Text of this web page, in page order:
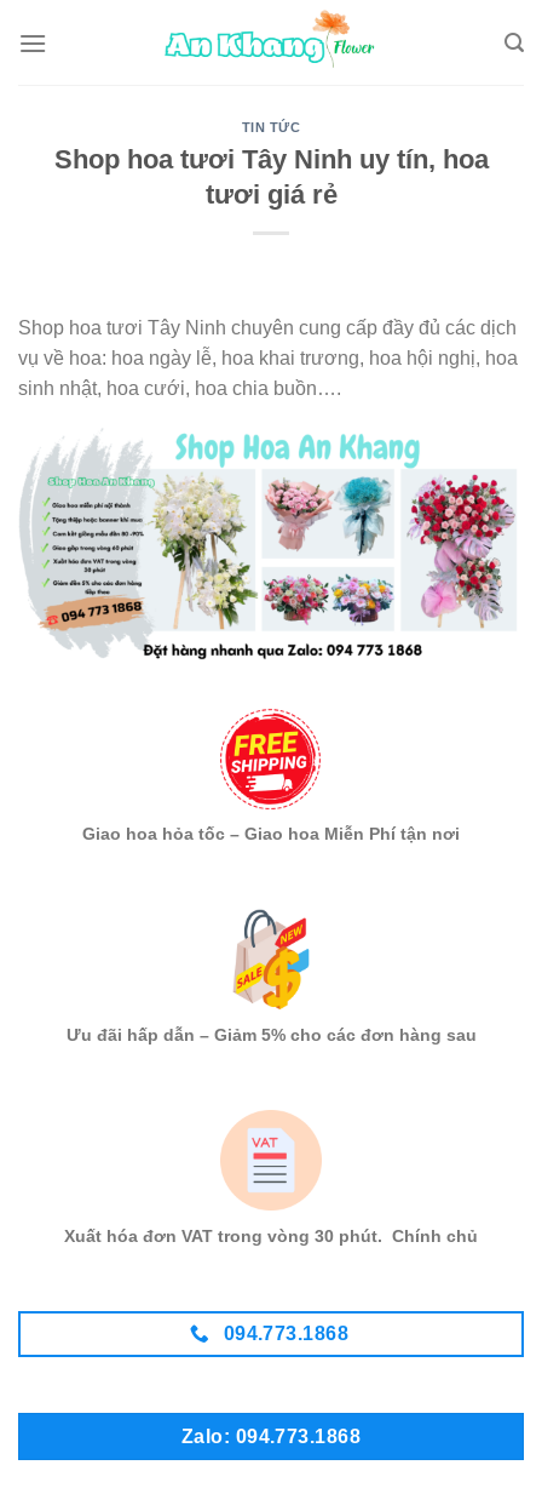
TIN TỨC
Shop hoa tươi Tây Ninh uy tín, hoa
tươi giá rẻ
Shop hoa tươi Tây Ninh chuyên cung cấp đầy đủ các dịch
vụ về hoa: hoa ngày lễ, hoa khai trương, hoa hội nghị, hoa
sinh nhật, hoa cưới, hoa chia buồn….
Giao hoa hỏa tốc – Giao hoa Miễn Phí tận nơi
Ưu đãi hấp dẫn – Giảm 5% cho các đơn hàng sau
Xuất hóa đơn VAT trong vòng 30 phút. Chính chủ
094.773.1868
Zalo: 094.773.1868